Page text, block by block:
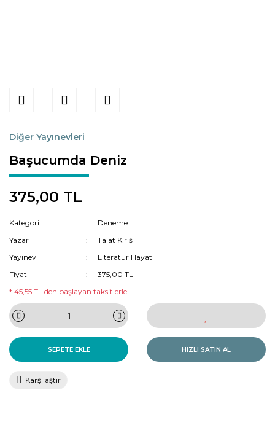
Diğer Yayınevleri
Başucumda Deniz
375,00 TL
Kategori
Deneme
Yazar
Talat Kırış
Yayınevi
Literatür Hayat
Fiyat
375,00 TL
* 45,55 TL den başlayan taksitlerle!!
SEPETE EKLE HIZLI SATIN AL
Karşılaştır